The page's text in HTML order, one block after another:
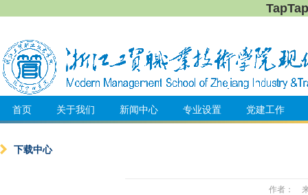
首页 关于我们 新闻中心 专业设置 党建工作
下载中心
作者：